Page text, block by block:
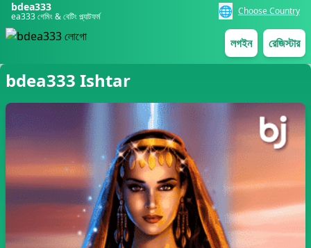
bdea333
ea333 গেমিং & বেটিং প্ল্যাটফর্ম 🌐 Choose Country
লগইন রেজিস্টার
bdea333 Ishtar